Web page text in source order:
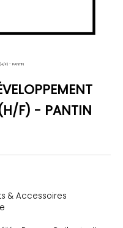
F) - PANTIN
F) - PANTIN
& Accessoires